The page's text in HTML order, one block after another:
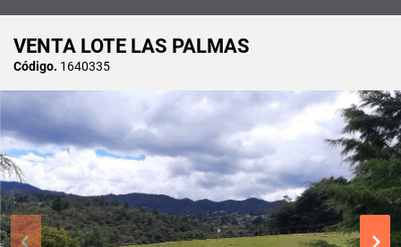
VENTA LOTE LAS PALMAS
Código. 1640335